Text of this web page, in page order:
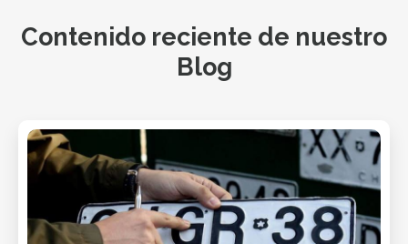
Contenido reciente de nuestro
Blog